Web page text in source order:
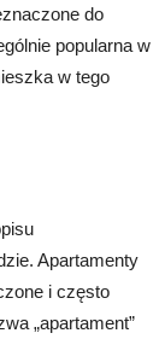
do
popularna w
w tego
Apartamenty
i często
„apartament”